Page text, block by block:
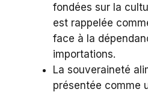
fondées sur la
est rappelée
face à la
importations.
La souveraineté
présentée comme